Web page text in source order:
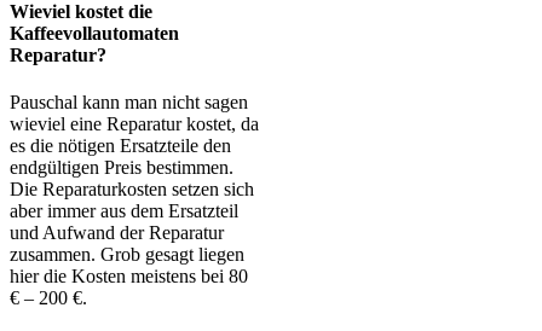
Wieviel kostet die
Kaffeevollautomaten
Reparatur?
Pauschal kann man nicht sagen
wieviel eine Reparatur kostet, da
es die nötigen Ersatzteile den
endgültigen Preis bestimmen.
Die Reparaturkosten setzen sich
aber immer aus dem Ersatzteil
und Aufwand der Reparatur
zusammen. Grob gesagt liegen
hier die Kosten meistens bei 80
€ – 200 €.